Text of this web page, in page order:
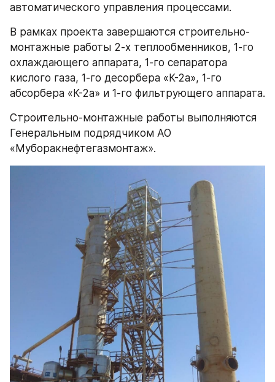
автоматического управления процессами.
В рамках проекта завершаются строительно-
монтажные работы 2-х теплообменников, 1-го
охлаждающего аппарата, 1-го сепаратора
кислого газа, 1-го десорбера «К-2а», 1-го
абсорбера «К-2а» и 1-го фильтрующего аппарата.
Строительно-монтажные работы выполняются
Генеральным подрядчиком АО
«Муборакнефтегазмонтаж».